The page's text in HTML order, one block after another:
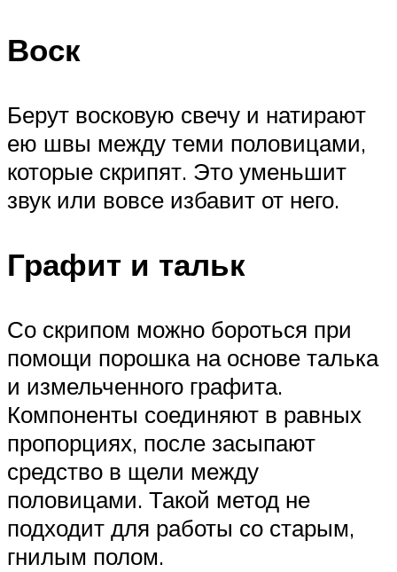
Воск
Берут восковую свечу и натирают
ею швы между теми половицами,
которые скрипят. Это уменьшит
звук или вовсе избавит от него.
Графит и тальк
Со скрипом можно бороться при
помощи порошка на основе талька
и измельченного графита.
Компоненты соединяют в равных
пропорциях, после засыпают
средство в щели между
половицами. Такой метод не
подходит для работы со старым,
гнилым полом.